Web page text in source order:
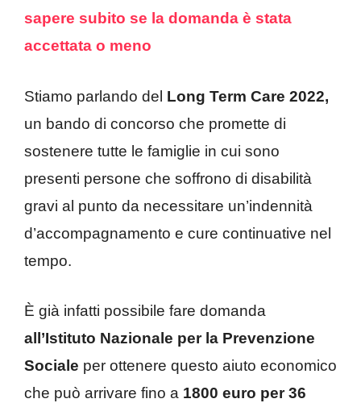
sapere subito se la domanda è stata
accettata o meno
Stiamo parlando del Long Term Care 2022,
un bando di concorso che promette di
sostenere tutte le famiglie in cui sono
presenti persone che soffrono di disabilità
gravi al punto da necessitare un’indennità
d’accompagnamento e cure continuative nel
tempo.
È già infatti possibile fare domanda
all’Istituto Nazionale per la Prevenzione
Sociale per ottenere questo aiuto economico
che può arrivare fino a 1800 euro per 36